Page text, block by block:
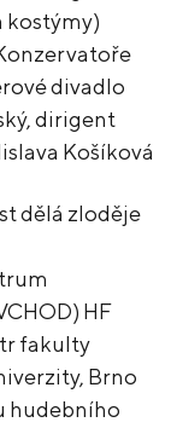
kostýmy)
divadlo
dirigent
Košíková
dělá zloděje
HF
fakulty
Brno
hudebního